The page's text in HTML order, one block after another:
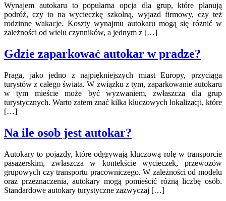
Wynajem autokaru to popularna opcja dla grup, które planują
podróż, czy to na wycieczkę szkolną, wyjazd firmowy, czy też
rodzinne wakacje. Koszty wynajmu autokaru mogą się różnić w
zależności od wielu czynników, a jednym z […]
Gdzie zaparkować autokar w pradze?
Praga, jako jedno z najpiękniejszych miast Europy, przyciąga
turystów z całego świata. W związku z tym, zaparkowanie autokaru
w tym mieście może być wyzwaniem, zwłaszcza dla grup
turystycznych. Warto zatem znać kilka kluczowych lokalizacji, które
[…]
Na ile osob jest autokar?
Autokary to pojazdy, które odgrywają kluczową rolę w transporcie
pasażerskim, zwłaszcza w kontekście wycieczek, przewozów
grupowych czy transportu pracowniczego. W zależności od modelu
oraz przeznaczenia, autokary mogą pomieścić różną liczbę osób.
Standardowe autokary turystyczne zazwyczaj […]